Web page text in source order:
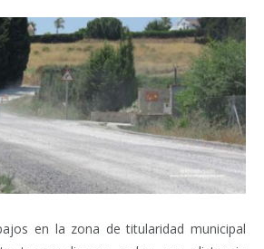
en la zona de titularidad municipal